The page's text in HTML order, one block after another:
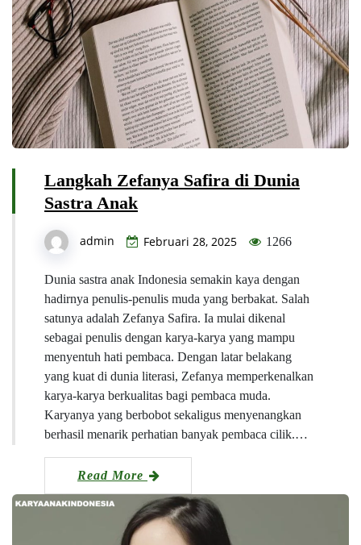
Langkah Zefanya Safira di Dunia
Sastra Anak
admin Februari 28, 2025 1266
Dunia sastra anak Indonesia semakin kaya dengan
hadirnya penulis-penulis muda yang berbakat. Salah
satunya adalah Zefanya Safira. Ia mulai dikenal
sebagai penulis dengan karya-karya yang mampu
menyentuh hati pembaca. Dengan latar belakang
yang kuat di dunia literasi, Zefanya memperkenalkan
karya-karya berkualitas bagi pembaca muda.
Karyanya yang berbobot sekaligus menyenangkan
berhasil menarik perhatian banyak pembaca cilik.…
Read More